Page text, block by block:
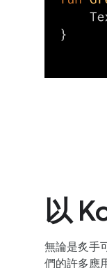
以
無論是炙手
們的許多應